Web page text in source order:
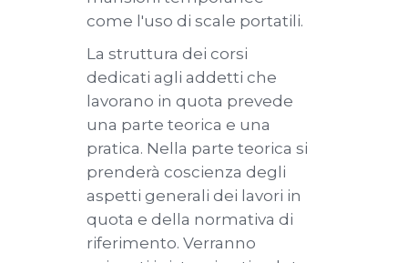
come l'uso di scale portatili.
La struttura dei corsi
dedicati agli addetti che
lavorano in quota prevede
una parte teorica e una
pratica. Nella parte teorica si
prenderà coscienza degli
aspetti generali dei lavori in
quota e della normativa di
riferimento. Verranno